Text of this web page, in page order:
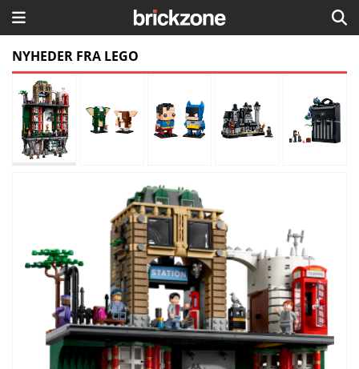
HJEM
TEMAER
BLOG
LEGO FAVORITTER
NYHEDER FRA LEGO